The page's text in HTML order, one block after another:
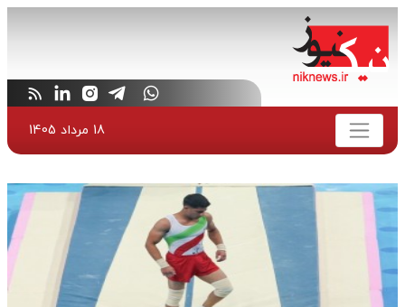
18 مرداد 1405